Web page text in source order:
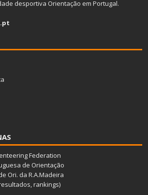
desportiva Orientação em Portugal.
Federation
de Orientação
Ori. da R.A.Madeira
rankings)